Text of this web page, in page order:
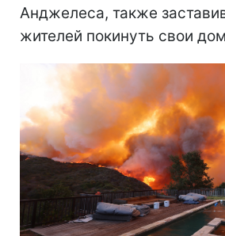
Анджелеса, также
жителей покинуть свои